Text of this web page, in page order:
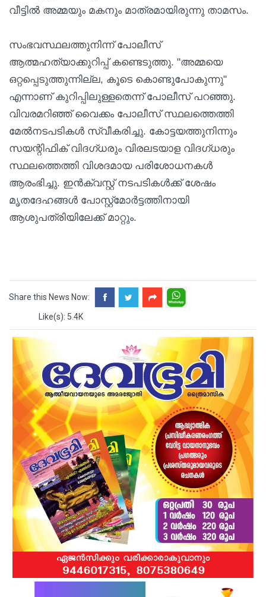
വീട്ടിൽ അമ്മയും മകനും മാത്രമായിരുന്നു താമസം.
സംഭവസ്ഥലത്തുനിന്ന് പോലീസ്
ആത്മഹത്യാക്കുറിപ്പ് കണ്ടെടുത്തു. "അമ്മയെ
ഒറ്റപ്പെടുത്തുന്നില്ല, കൂടെ കൊണ്ടുപോകുന്നു"
എന്നാണ് കുറിപ്പിലുള്ളതെന്ന് പോലീസ് പറഞ്ഞു.
വിവരമറിഞ്ഞ് വൈക്കം പോലീസ് സ്ഥലത്തെത്തി
മേൽനടപടികൾ സ്വീകരിച്ചു. കോട്ടയത്തുനിന്നും
സയന്റിഫിക് വിദഗ്ധരും വിരലടയാള വിദഗ്ധരും
സ്ഥലത്തെത്തി വിശദമായ പരിശോധനകൾ
ആരംഭിച്ചു. ഇൻക്വസ്റ്റ് നടപടികൾക്ക് ശേഷം
മൃതദേഹങ്ങൾ പോസ്റ്റ്‌മോർട്ടത്തിനായി
ആശുപത്രിയിലേക്ക് മാറ്റും.
Share this News Now:
Like(s): 5.4K